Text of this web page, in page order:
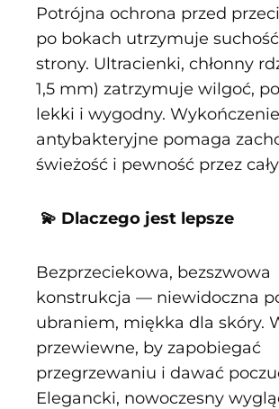
Potrójna ochrona przed
po bokach utrzymuje
strony. Ultracienki, chłonny
1,5 mm) zatrzymuje wilgoć,
lekki i wygodny. Wykończenie
antybakteryjne pomaga
świeżość i pewność przez
💫 Dlaczego jest lepsze
Bezprzeciekowa, bezszwowa
konstrukcja — niewidoczna
ubraniem, miękka dla skóry.
przewiewne, by zapobiegać
przegrzewaniu i dawać
Elegancki, nowoczesny